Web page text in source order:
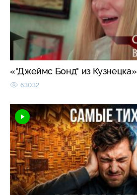
«"Джеймс Бонд" из Кузнецка»
63032